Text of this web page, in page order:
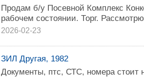
Продам б/у Посевной Комплекс
рабочем состоянии. Торг.
2026-02-23
ЗИЛ Другая, 1982
Документы, птс, СТС, номера стоит